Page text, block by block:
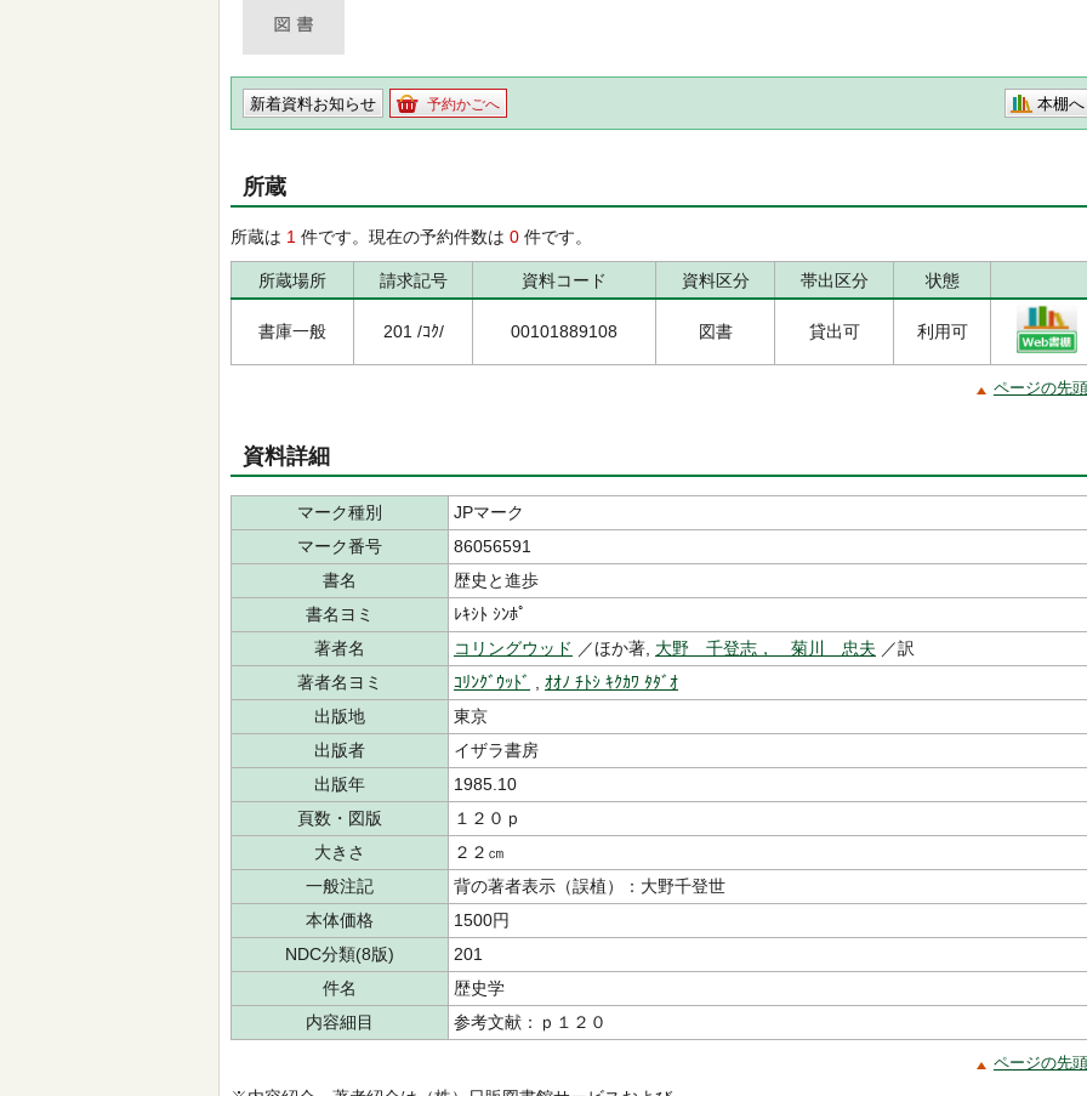
新着資料お知らせ 予約かごへ 本棚へ
所蔵
所蔵は 1 件です。現在の予約件数は 0 件です。
所蔵場所 請求記号 資料コード 資料区分 帯出区分 状態
書庫一般 201 /ｺｸ/ 00101889108 図書 貸出可 利用可
ページの先
資料詳細
マーク種別
JPマーク
マーク番号
86056591
書名
歴史と進歩
書名ヨミ
ﾚｷｼﾄ ｼﾝﾎﾟ
著者名
コリングウッド ／ほか著, 大野 千登志， 菊川 忠夫 ／訳
著者名ヨミ
ｺﾘﾝｸﾞｳｯﾄﾞ
ｵｵﾉ ﾁﾄｼ ｷｸｶﾜ ﾀﾀﾞｵ
出版地
東京
出版者
イザラ書房
出版年
1985.10
頁数・図版
１２０ｐ
大きさ
２２㎝
一般注記
背の著者表示（誤植）：大野千登世
本体価格
1500円
NDC分類(8版)
201
件名
歴史学
内容細目
参考文献：ｐ１２０
ページの先